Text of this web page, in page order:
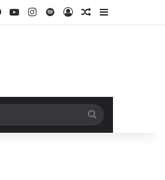
Facebook
YouTubeInstagram
SpotifyLog InRandom Article
Sidebar